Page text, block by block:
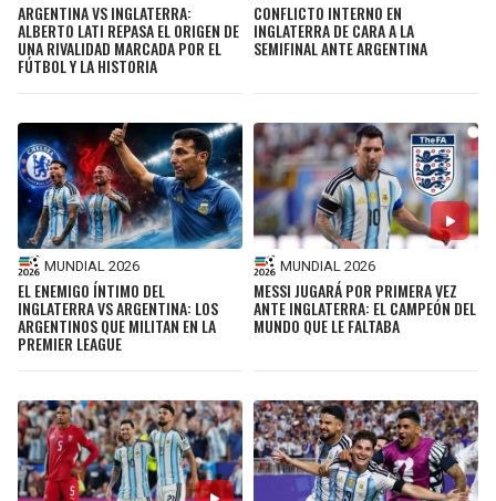
ARGENTINA VS INGLATERRA:
ALBERTO LATI REPASA EL ORIGEN DE
UNA RIVALIDAD MARCADA POR EL
FÚTBOL Y LA HISTORIA
CONFLICTO INTERNO EN
INGLATERRA DE CARA A LA
SEMIFINAL ANTE ARGENTINA
MUNDIAL 2026
EL ENEMIGO ÍNTIMO DEL
INGLATERRA VS ARGENTINA: LOS
ARGENTINOS QUE MILITAN EN LA
PREMIER LEAGUE
MUNDIAL 2026
MESSI JUGARÁ POR PRIMERA VEZ
ANTE INGLATERRA: EL CAMPEÓN DEL
MUNDO QUE LE FALTABA